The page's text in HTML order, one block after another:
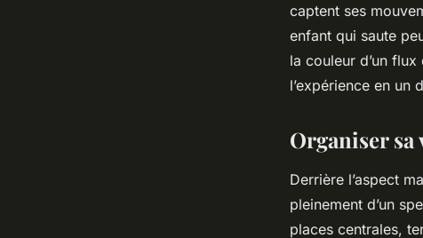
captent ses
enfant qui saute
la couleur d’un
l’expérience en un
Organiser
Derrière l’aspect
pleinement d’un
places centrales,